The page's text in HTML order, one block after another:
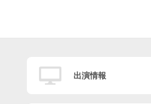
出演情報